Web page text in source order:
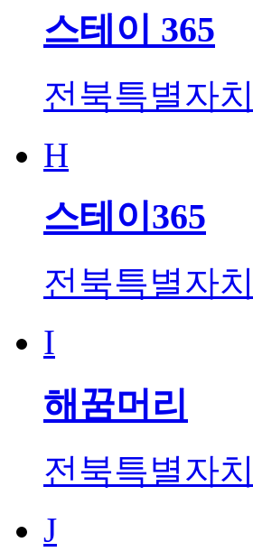
스테이 365
전북특별자
H
스테이365
전북특별자
I
해꿈머리
전북특별자
J